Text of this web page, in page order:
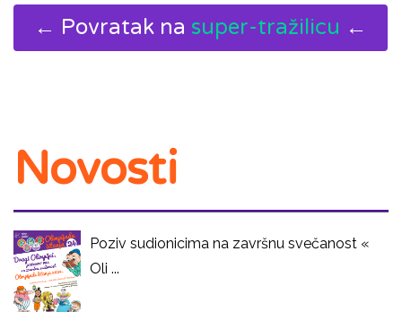
← Povratak na super-tražilicu ←
Novosti
Poziv sudionicima na završnu svečanost «
Oli ...